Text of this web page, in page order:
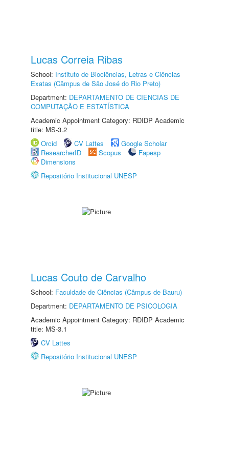
Lucas Correia Ribas
School: Instituto de Biociências, Letras e Ciências
Exatas (Câmpus de São José do Rio Preto)
Department: DEPARTAMENTO DE CIÊNCIAS DE
COMPUTAÇÃO E ESTATÍSTICA
Academic Appointment Category: RDIDP Academic
title: MS-3.2
Orcid
CV Lattes
Google Scholar
ResearcherID
Scopus
Fapesp
Dimensions
Repositório Institucional UNESP
Lucas Couto de Carvalho
School: Faculdade de Ciências (Câmpus de Bauru)
Department: DEPARTAMENTO DE PSICOLOGIA
Academic Appointment Category: RDIDP Academic
title: MS-3.1
CV Lattes
Repositório Institucional UNESP